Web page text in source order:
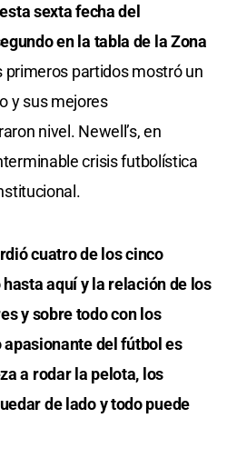
sexta fecha del
en la tabla de la Zona
primeros partidos mostró un
y sus mejores
nivel. Newell’s, en
crisis futbolística
cuatro de los cinco
aquí y la relación de los
y sobre todo con los
del fútbol es
a rodar la pelota, los
de lado y todo puede